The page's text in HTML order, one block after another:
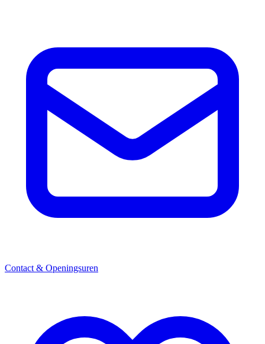
Contact & Openingsuren